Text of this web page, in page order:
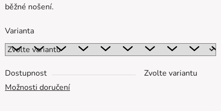
běžné nošení.
Varianta
Dostupnost
Zvolte variantu
Možnosti doručení